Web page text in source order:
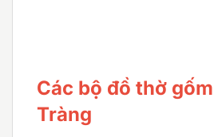
Các bộ đồ thờ
Tràng